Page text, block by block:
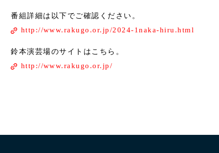
番組詳細は以下でご確認ください。
http://www.rakugo.or.jp/2024-1naka-hiru.html
鈴本演芸場のサイトはこちら。
http://www.rakugo.or.jp/